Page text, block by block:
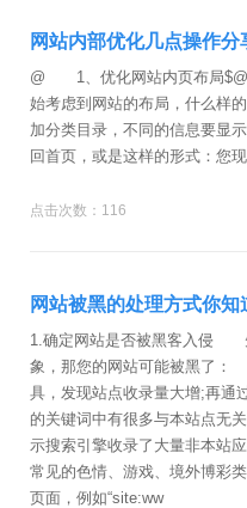
网站内部优化几点操作分
@ 1、优化网站内页布局
始考虑到网站的布局，什么样
加分类目录，不同的信息要显
回首页，或是这样的形式：您
点击次数：116
网站被黑的处理方式你知
1.确定网站是否被黑客入侵
象，那您的网站可能被黑了
具，发现站点收录量大增;再通
的关键词中有很多与本站点
示搜索引擎收录了大量非本
常见的色情、游戏、境外博彩
页面，例如“site:ww